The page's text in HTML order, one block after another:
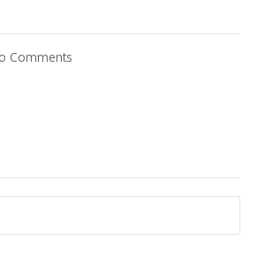
Comments